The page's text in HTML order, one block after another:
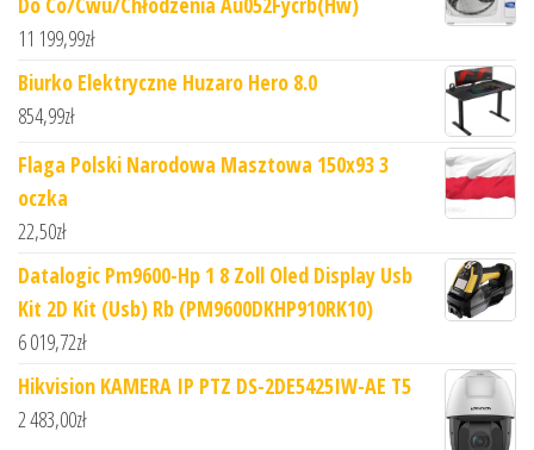
11 199,99zł
Biurko Elektryczne Huzaro Hero 8.0
854,99zł
Flaga Polski Narodowa Masztowa 150x93 3
oczka
22,50zł
Datalogic Pm9600-Hp 1 8 Zoll Oled Display Usb
Kit 2D Kit (Usb) Rb (PM9600DKHP910RK10)
6 019,72zł
Hikvision KAMERA IP PTZ DS-2DE5425IW-AE T5
2 483,00zł